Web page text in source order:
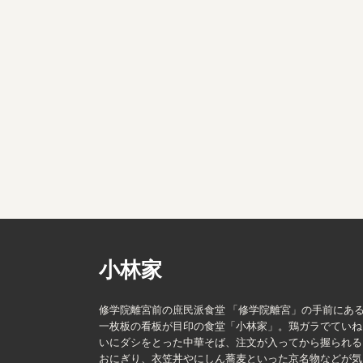
小林家
修学院離宮前の庶民派食堂 「修学院離宮」の手前にある
一枚板の看板が目印の食堂「小林家」。鶏ガラでていね
いにダシをとった中華そば、注文が入ってから握られる
おにぎり、衣笠丼やにしん蕎麦といった京名物などが気